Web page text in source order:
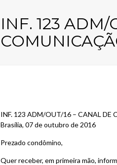
INF. 123 ADM/
INF. 123 ADM/OUT/16 – CANAL DE
Brasília, 07 de outubro de 2016
Prezado condômino,
Quer receber, em primeira mão,